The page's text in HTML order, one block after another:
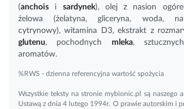
(anchois i sardynek), olej z nasion
żelowa (żelatyna, gliceryna, woda,
cytrynowy),witamina D3, ekstrakt z
glutenu, pochodnych mleka,
aromatów.
%RWS - dzienna referencyjna wartość spożycia
Wszystkie teksty na stronie mybionic.pl są naszego
Ustawą z dnia 4 lutego 1994r. O prawie autorskim i